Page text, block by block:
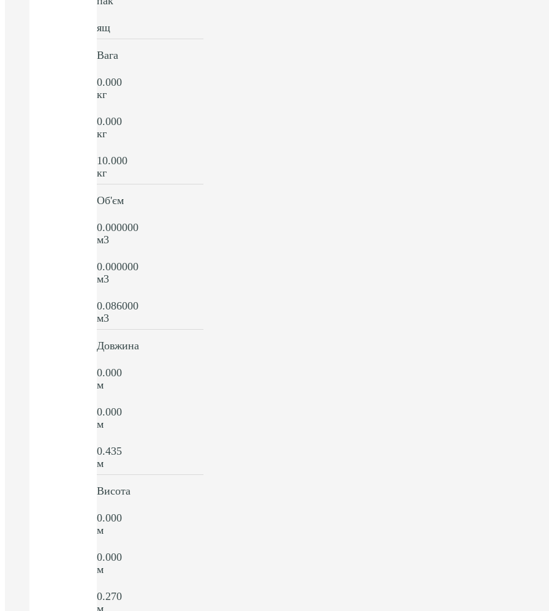
ящ
Вага
0.000
кг
0.000
кг
10.000
кг
Об'єм
0.000000
м3
0.000000
м3
0.086000
м3
Довжина
0.000
м
0.000
м
0.435
м
Висота
0.000
м
0.000
м
0.270
м